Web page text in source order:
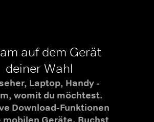
auf dem Gerät
deiner Wahl
Laptop, Handy -
womit du möchtest.
Download-Funktionen